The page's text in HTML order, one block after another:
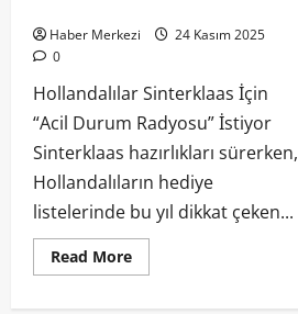
Haber Merkezi
24 Kasım 2025
0
Hollandalılar Sinterklaas İçin
“Acil Durum Radyosu” İstiyor
Sinterklaas hazırlıkları sürerken,
Hollandalıların hediye
listelerinde bu yıl dikkat çeken...
Read More